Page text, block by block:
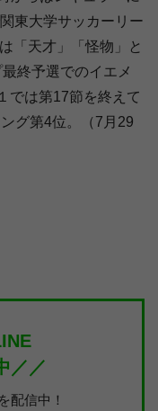
東大学サッカーリー
「天才」「怪物」と
終予選でのイエメ
では第17節を終えて
グ第4位。（7月29
／／
配信中！